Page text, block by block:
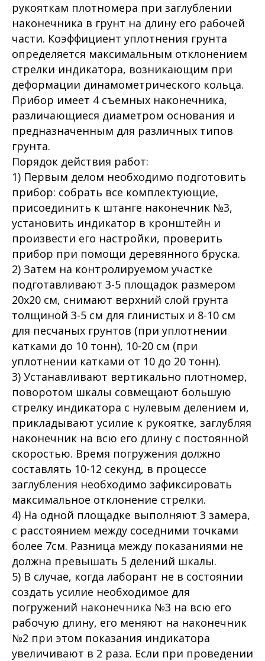
рукояткам плотномера при заглублении
наконечника в грунт на длину его рабочей
части. Коэффициент уплотнения грунта
определяется максимальным отклонением
стрелки индикатора, возникающим при
деформации динамометрического кольца.
Прибор имеет 4 съемных наконечника,
различающиеся диаметром основания и
предназначенным для различных типов
грунта.
Порядок действия работ:
1) Первым делом необходимо подготовить
прибор: собрать все комплектующие,
присоединить к штанге наконечник №3,
установить индикатор в кронштейн и
произвести его настройки, проверить
прибор при помощи деревянного бруска.
2) Затем на контролируемом участке
подготавливают 3-5 площадок размером
20х20 см, снимают верхний слой грунта
толщиной 3-5 см для глинистых и 8-10 см
для песчаных грунтов (при уплотнении
катками до 10 тонн), 10-20 см (при
уплотнении катками от 10 до 20 тонн).
3) Устанавливают вертикально плотномер,
поворотом шкалы совмещают большую
стрелку индикатора с нулевым делением и,
прикладывают усилие к рукоятке, заглубляя
наконечник на всю его длину с постоянной
скоростью. Время погружения должно
составлять 10-12 секунд, в процессе
заглубления необходимо зафиксировать
максимальное отклонение стрелки.
4) На одной площадке выполняют 3 замера,
с расстоянием между соседними точками
более 7см. Разница между показаниями не
должна превышать 5 делений шкалы.
5) В случае, когда лаборант не в состоянии
создать усилие необходимое для
погружений наконечника №3 на всю его
рабочую длину, его меняют на наконечник
№2 при этом показания индикатора
увеличивают в 2 раза. Если при проведении